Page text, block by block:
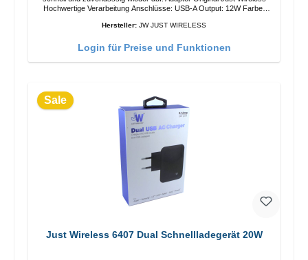
Hochwertige Verarbeitung Anschlüsse: USB-A Output: 12W Farbe:
Hersteller: JW JUST WIRELESS
Login für Preise und Funktionen
Sale
Just Wireless 6407 Dual Schnellladegerät 20W